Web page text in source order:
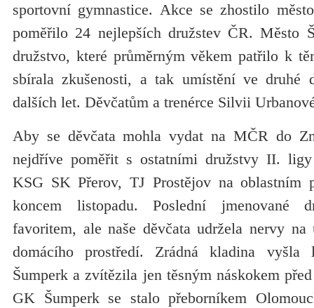
sportovní gymnastice. Akce se zhostilo
poměřilo 24 nejlepších družstev ČR. Město
družstvo, které průměrným věkem patřilo k
sbírala zkušenosti, a tak umístění ve druhé
dalších let. Děvčatům a trenérce Silvii
Aby se děvčata mohla vydat na MČR do
nejdříve poměřit s ostatními družstvy II.
KSG SK Přerov, TJ Prostějov na oblastním
koncem listopadu. Poslední jmenované
favoritem, ale naše děvčata udržela nervy
domácího prostředí. Zrádná kladina vyšla
Šumperk a zvítězila jen těsným náskokem
GK Šumperk se stalo přeborníkem